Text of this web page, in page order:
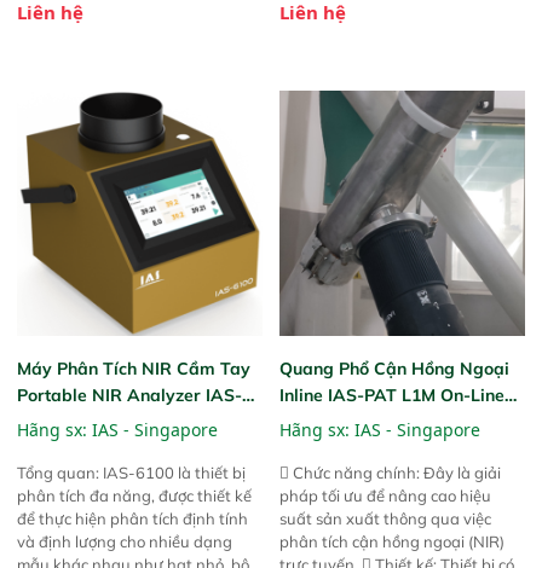
được chứng minh với sự đơn giản
trước đó. Nhưng so với các phiên
bản trước, FPA touch! nhỏ hơn và
nhẹ hơn đáng kể, đồng thời được
nâng cấp với các tính năng mới.
Liên hệ
được chứng minh với sự đơn giản
trước đó. Nhưng so với các phiên
bản trước, FPA touch! nhỏ hơn và
nhẹ hơn đáng kể, đồng thời được
nâng cấp với các tính năng mới.
Liên hệ
Máy Phân Tích NIR Cầm Tay
Portable NIR Analyzer IAS-
6100
Hãng sx: IAS - Singapore
Tổng quan: IAS-6100 là thiết bị
phân tích đa năng, được thiết kế
để thực hiện phân tích định tính
và định lượng cho nhiều dạng
mẫu khác nhau như hạt nhỏ, bột,
Quang Phổ Cận Hồng Ngoại
Inline IAS-PAT L1M On-Line
NIR
Hãng sx: IAS - Singapore
 Chức năng chính: Đây là giải
pháp tối ưu để nâng cao hiệu
suất sản xuất thông qua việc
phân tích cận hồng ngoại (NIR)
trực tuyến.  Thiết kế: Thiết bị có